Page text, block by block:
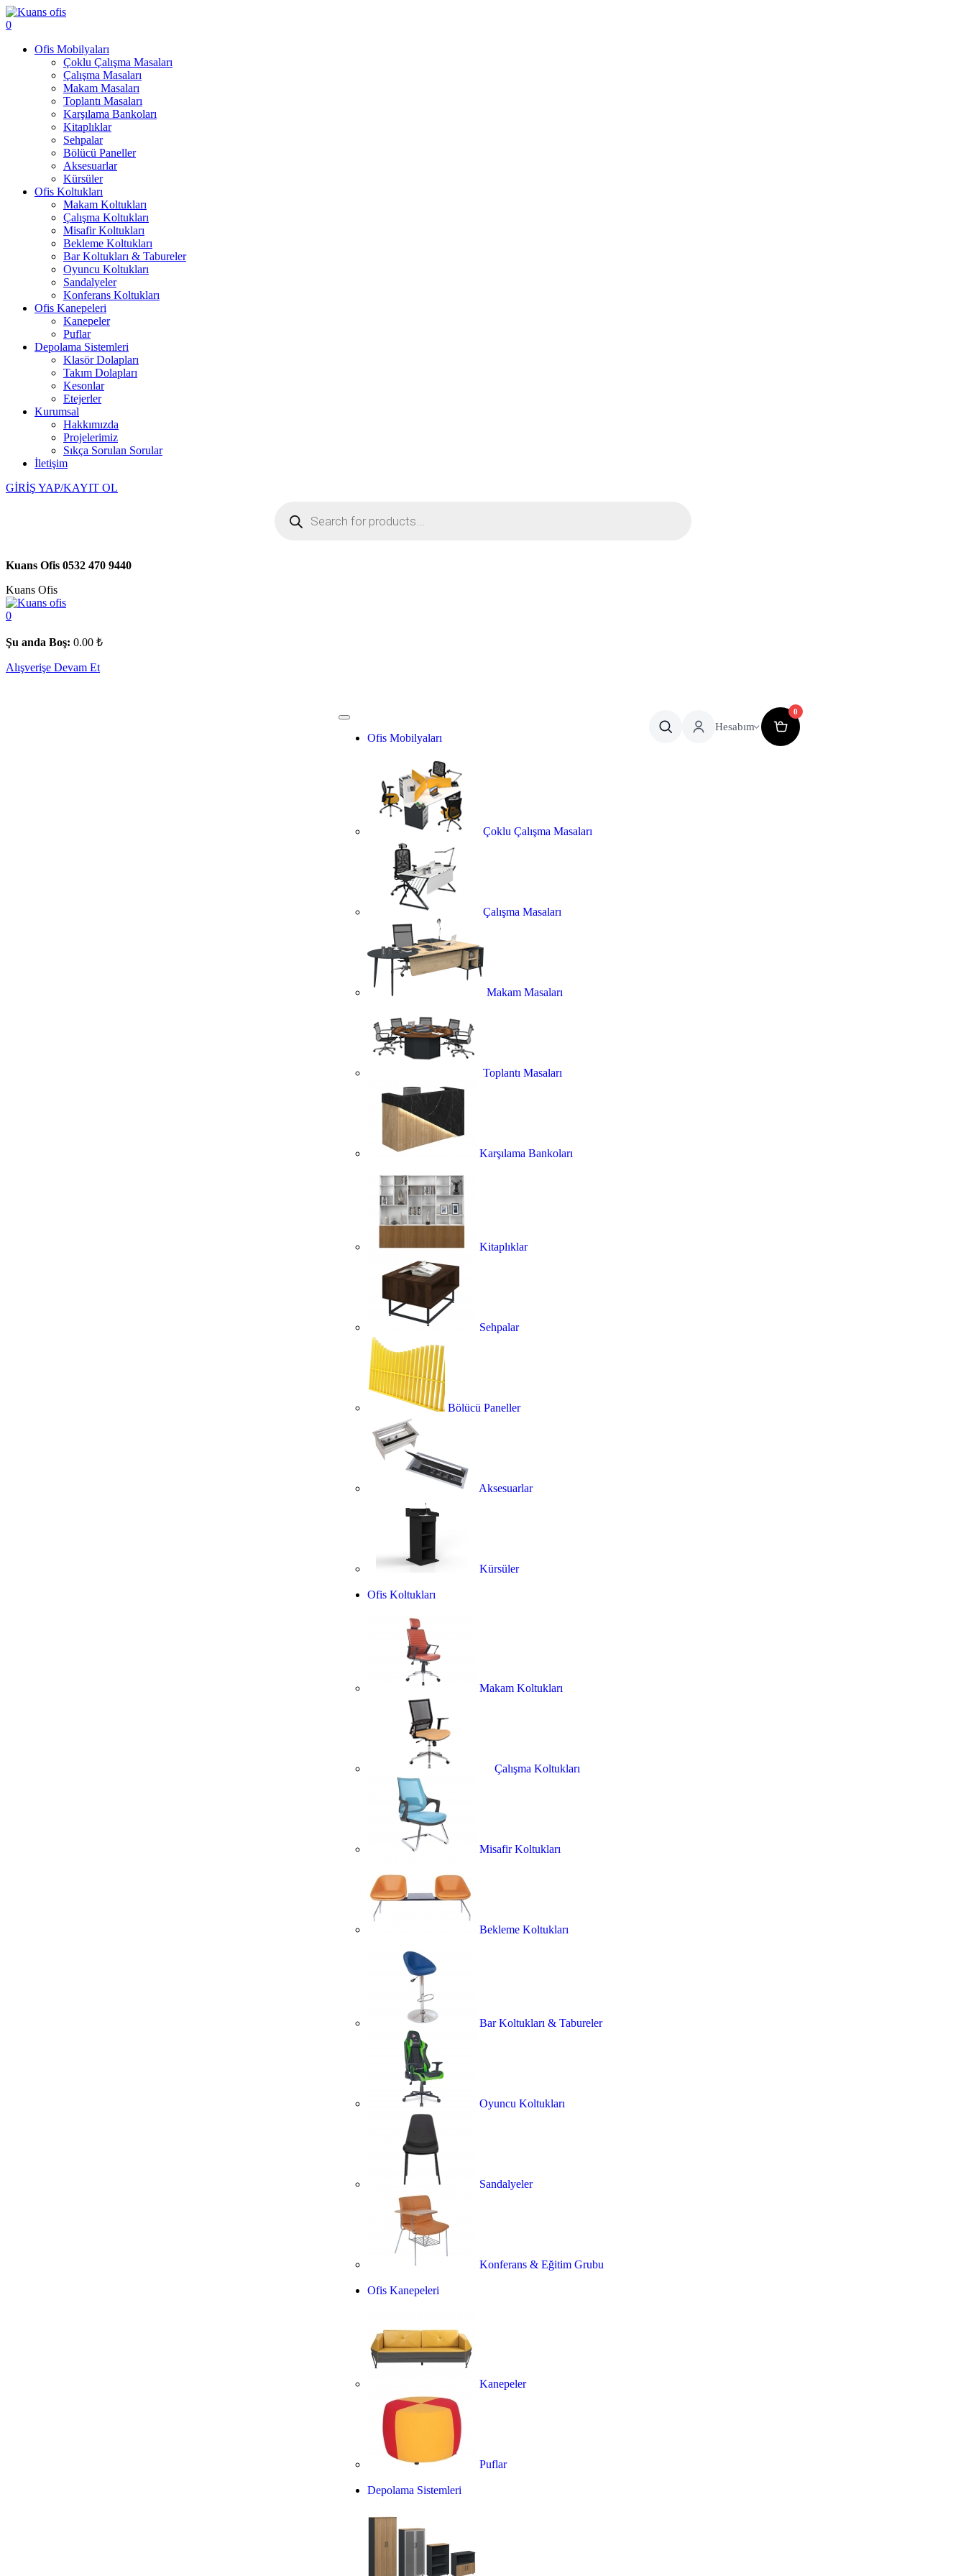
0
Ofis Mobilyaları
Çoklu Çalışma Masaları
Çalışma Masaları
Makam Masaları
Toplantı Masaları
Karşılama Bankoları
Kitaplıklar
Sehpalar
Bölücü Paneller
Aksesuarlar
Kürsüler
Ofis Koltukları
Makam Koltukları
Çalışma Koltukları
Misafir Koltukları
Bekleme Koltukları
Bar Koltukları & Tabureler
Oyuncu Koltukları
Sandalyeler
Konferans Koltukları
Ofis Kanepeleri
Kanepeler
Puflar
Depolama Sistemleri
Klasör Dolapları
Takım Dolapları
Kesonlar
Etejerler
Kurumsal
Hakkımızda
Projelerimiz
Sıkça Sorulan Sorular
İletişim
GİRİŞ YAP/KAYIT OL
Kuans Ofis 0532 470 9440
Kuans Ofis
0
Şu anda Boş: 0.00 ₺
Alışverişe Devam Et
Ofis Mobilyaları
Çoklu Çalışma Masaları
Çalışma Masaları
Makam Masaları
Toplantı Masaları
Karşılama Bankoları
Kitaplıklar
Sehpalar
Bölücü Paneller
Aksesuarlar
Kürsüler
Ofis Koltukları
Makam Koltukları
Çalışma Koltukları
Misafir Koltukları
Bekleme Koltukları
Bar Koltukları & Tabureler
Oyuncu Koltukları
Sandalyeler
Konferans & Eğitim Grubu
Ofis Kanepeleri
Kanepeler
Puflar
Depolama Sistemleri
Hesabım
0